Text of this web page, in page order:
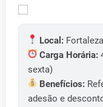
Local:
Carga Horária:
sexta)
Benefícios:
adesão e